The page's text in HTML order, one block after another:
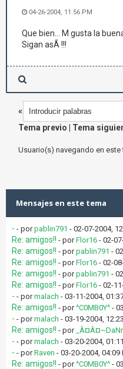
04-26-2004, 11:56 PM
Que bien... M gusta la
Sigan asÃ­ !!!
«
Tema previo
Tema
Usuario(s) navegando en este
Mensajes en este tema
- - porpablin791 - 02-07-2004,
Re: amigos!! - porFlor16 - 02-
Re: amigos!! - porpablin791 -
Re: amigos!! - porFlor16 - 02-
Re: amigos!! - porpablin791 -
Re: amigos!! - porFlor16 - 02-
- - pormalach - 03-11-2004,
Re: amigos!! - por^C0MB0Y^ -
- - pormalach - 03-19-2004,
Re: amigos!! - por
- - pormalach - 03-20-2004,
- - porRaven - 03-20-2004, 04:09
Re: amigos!! - por^C0MB0Y^ -